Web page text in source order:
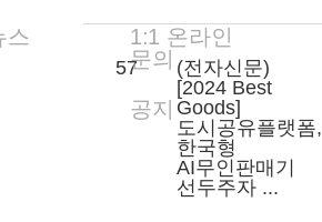
스
1:1 온라인
문의
공지
57
(전자신문)
[2024 Best
Goods]
도시공유플랫폼,
한국형
AI무인판매기
선두주자 ...